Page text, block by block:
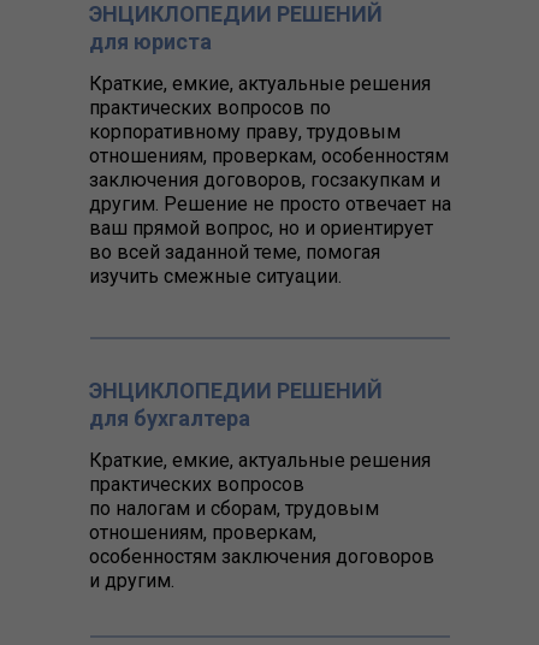
ЭНЦИКЛОПЕДИИ РЕШЕНИЙ
для юриста
Краткие, емкие, актуальные решения
практических вопросов по
корпоративному праву, трудовым
отношениям, проверкам, особенностям
заключения договоров, госзакупкам и
другим. Решение не просто отвечает на
ваш прямой вопрос, но и ориентирует
во всей заданной теме, помогая
изучить смежные ситуации.
ЭНЦИКЛОПЕДИИ РЕШЕНИЙ
для бухгалтера
Краткие, емкие, актуальные решения
практических вопросов
по налогам и сборам, трудовым
отношениям, проверкам,
особенностям заключения договоров
и другим.